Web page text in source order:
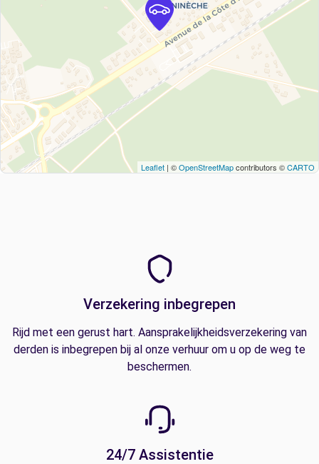
Leaflet | ©OpenStreetMapcontributors ©CARTO
Verzekering inbegrepen
Rijd met een gerust hart. Aansprakelijkheidsverzekering van
derden is inbegrepen bij al onze verhuur om u op de weg te
beschermen.
24/7 Assistentie